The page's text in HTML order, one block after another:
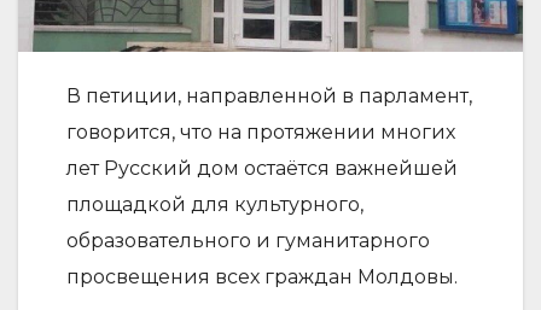
В петиции, направленной в парламент,
говорится, что на протяжении многих
лет Русский дом остаётся важнейшей
площадкой для культурного,
образовательного и гуманитарного
просвещения всех граждан Молдовы.